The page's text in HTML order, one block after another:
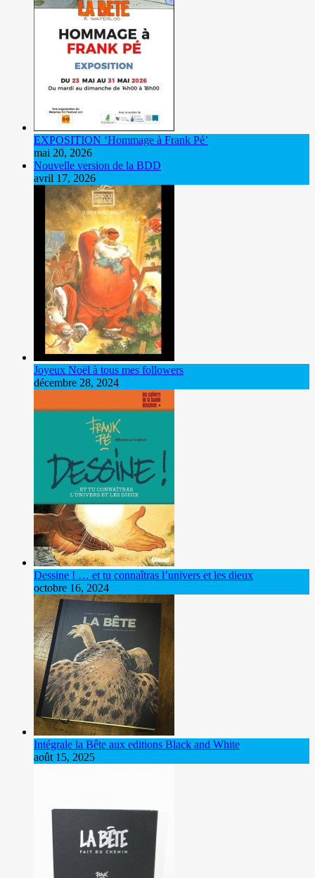
EXPOSITION ‘Hommage à Frank Pé’
mai 20, 2026
Nouvelle version de la BDD
avril 17, 2026
Joyeux Noël à tous mes followers
décembre 28, 2024
Dessine ! … et tu connaîtras l’univers et les dieux
octobre 16, 2024
Intégrale la Bête aux editions Black and White
août 15, 2025